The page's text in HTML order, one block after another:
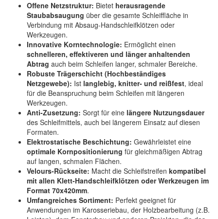
Offene Netzstruktur: Bietet herausragende
Staubabsaugung über die gesamte Schleiffläche in
Verbindung mit Absaug-Handschleifklötzen oder
Werkzeugen.
Innovative Korntechnologie: Ermöglicht einen
schnelleren, effektiveren und länger anhaltenden
Abtrag auch beim Schleifen langer, schmaler Bereiche.
Robuste Trägerschicht (Hochbeständiges
Netzgewebe): Ist langlebig, knitter- und reißfest, ideal
für die Beanspruchung beim Schleifen mit längeren
Werkzeugen.
Anti-Zusetzung: Sorgt für eine längere Nutzungsdauer
des Schleifmittels, auch bei längerem Einsatz auf diesen
Formaten.
Elektrostatische Beschichtung: Gewährleistet eine
optimale Kornpositionierung für gleichmäßigen Abtrag
auf langen, schmalen Flächen.
Velours-Rückseite: Macht die Schleifstreifen kompatibel
mit allen Klett-Handschleifklötzen oder Werkzeugen im
Format 70x420mm.
Umfangreiches Sortiment: Perfekt geeignet für
Anwendungen im Karosseriebau, der Holzbearbeitung (z.B.